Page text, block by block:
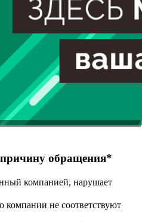
обращения*
компанией, нарушает
не соответствуют